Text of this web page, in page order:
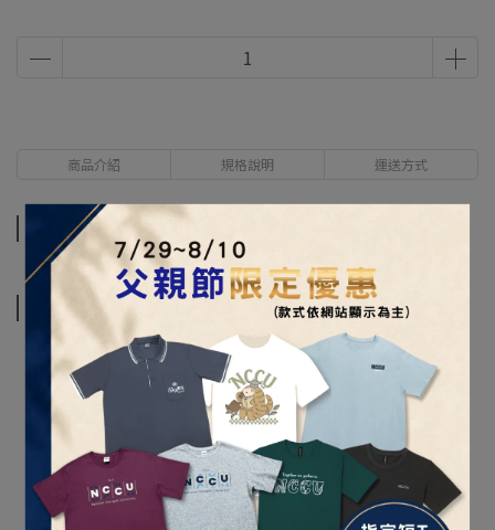
商品介紹 規格說明 運送方式
商品介紹
規格說明
【材質】皮質書封
【尺寸】20*12cm
【包裝】opp透明塑膠袋